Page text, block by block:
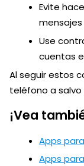
Evite
Use
cuentas
Al seguir estos
teléfono a salvo
¡Vea
Apps
Apps